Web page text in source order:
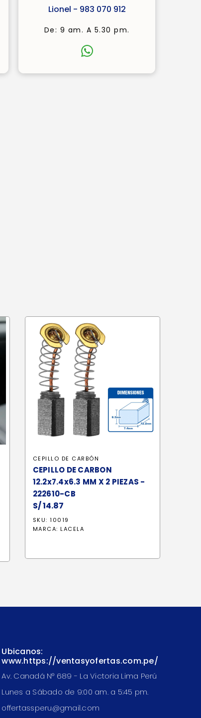
Lionel - 983 070 912
De: 9 am. A 5.30 pm.
CEPILLO DE CARBÓN
CEPILLO DE CARBON
12.2x7.4x6.3 MM X 2 PIEZAS -
222610-CB
S/14.87
SKU: 10019
MARCA: LACELA
Ubicanos:
www.https://ventasyofertas.com.pe/
Av. Canadá N° 689 - La Victoria Lima Perú
Lunes a Sábado de 9:00 am. a 5:45 pm.
offertassperu@gmail.com